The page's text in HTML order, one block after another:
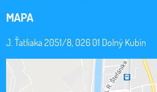
MAPA
J. Ťatliaka 2051/8, 026 01 Dolný Kubín